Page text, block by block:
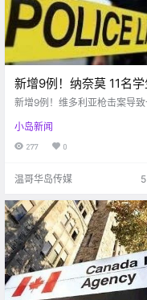
新增9例！纳奈莫 11名学
聚会每人被罚$230！！
新增9例！维多利亚枪击案导致
罚$230！！
小岛新闻
277 0
温哥华岛传媒